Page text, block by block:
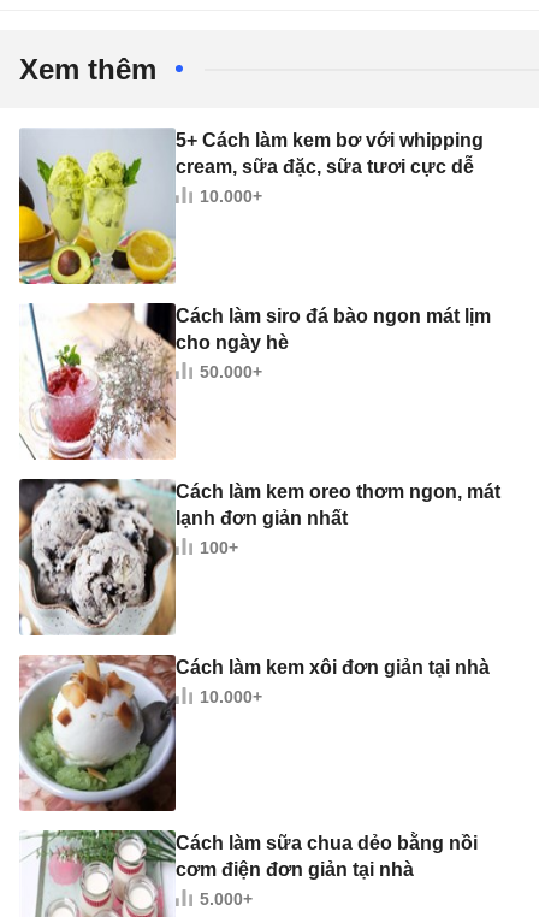
Xem thêm
5+ Cách làm kem bơ với whipping
cream, sữa đặc, sữa tươi cực dễ
10.000+
Cách làm siro đá bào ngon mát lịm
cho ngày hè
50.000+
Cách làm kem oreo thơm ngon, mát
lạnh đơn giản nhất
100+
Cách làm kem xôi đơn giản tại nhà
10.000+
Cách làm sữa chua dẻo bằng nồi
cơm điện đơn giản tại nhà
5.000+